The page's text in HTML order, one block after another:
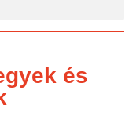
és